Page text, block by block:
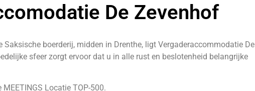
De Zevenhof
Saksische boerderij, midden in Drenthe, ligt Vergaderaccommodatie De
sfeer zorgt ervoor dat u in alle rust en beslotenheid belangrijke
MEETINGS Locatie TOP-500.